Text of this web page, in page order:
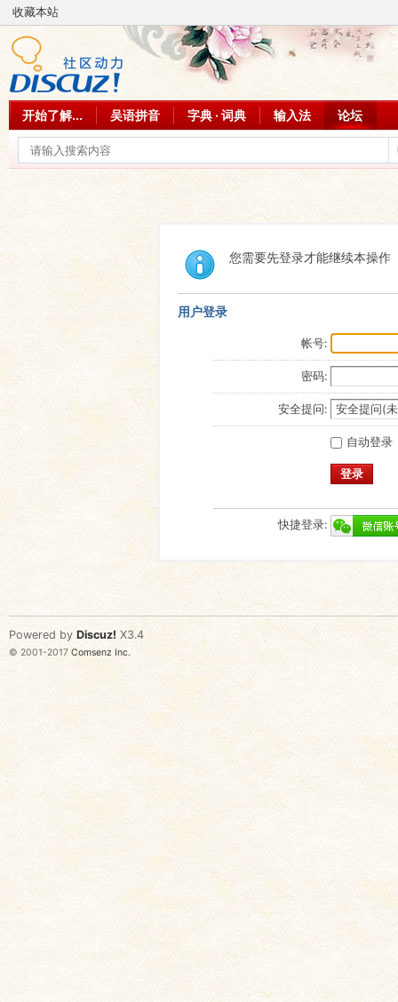
收藏本站
开始了解... 吴语拼音 字典 · 词典 输入法 论坛
您需要先登录才能继续本操作
用户登录
帐号:
密码:
安全提问:
自动登录
登录
快捷登录:
Powered by Discuz! X3.4
© 2001-2017 Comsenz Inc.